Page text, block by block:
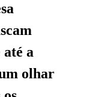
até a
olhar